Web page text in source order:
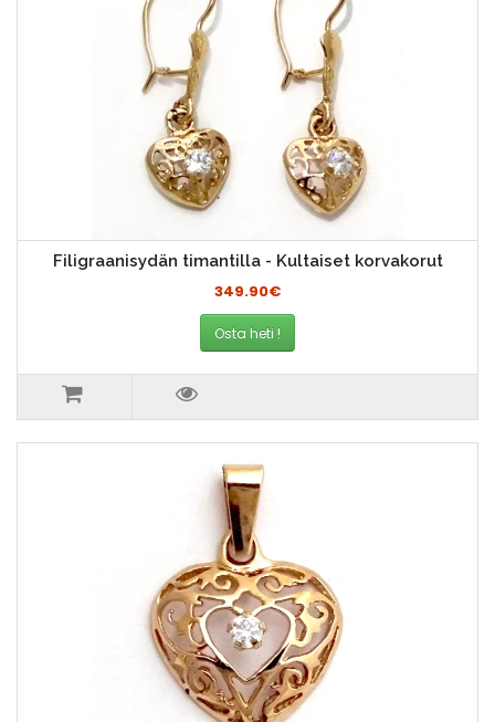
Filigraanisydän timantilla - Kultaiset korvakorut
349.90€
Osta heti !